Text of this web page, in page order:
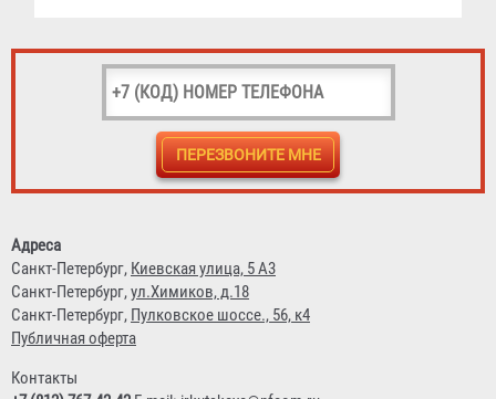
Рукав пожарный "Премиум" РПМ(В)-40-1,6-И-УХЛ1
3 043 ₽
Адреса
Санкт-Петербург, Киевская улица, 5 А3
Санкт-Петербург,ул.Химиков, д.18
Санкт-Петербург, Пулковское шоссе., 56, к4
Публичная оферта
Контакты